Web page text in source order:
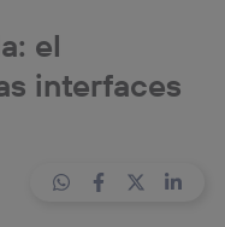
el
interfaces